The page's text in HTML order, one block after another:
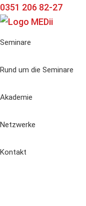
Zur
Hauptnavigation
Zum
Inhalt
Zur
Seitenspalte
0351 206 82-27
Seminare
Rund um die Seminare
Akademie
Netzwerke
Kontakt